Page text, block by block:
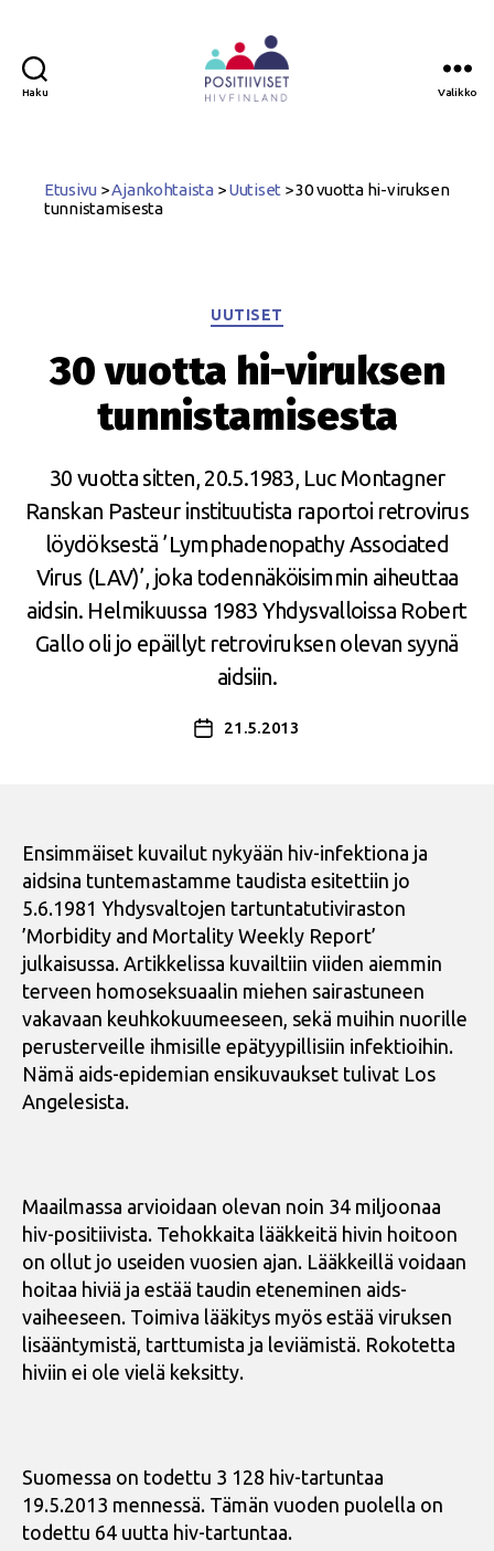
Haku Valikko
Etusivu >Ajankohtaista >Uutiset >30 vuotta hi-viruksen
tunnistamisesta
Kategoriat
UUTISET
30 vuotta hi-viruksen
tunnistamisesta
30 vuotta sitten, 20.5.1983, Luc Montagner
Ranskan Pasteur instituutista raportoi retrovirus
löydöksestä ’Lymphadenopathy Associated
Virus (LAV)’, joka todennäköisimmin aiheuttaa
aidsin. Helmikuussa 1983 Yhdysvalloissa Robert
Gallo oli jo epäillyt retroviruksen olevan syynä
aidsiin.
Julkaisupäivämäärä
21.5.2013
Ensimmäiset kuvailut nykyään hiv-infektiona ja
aidsina tuntemastamme taudista esitettiin jo
5.6.1981 Yhdysvaltojen tartuntatutiviraston
’Morbidity and Mortality Weekly Report’
julkaisussa. Artikkelissa kuvailtiin viiden aiemmin
terveen homoseksuaalin miehen sairastuneen
vakavaan keuhkokuumeeseen, sekä muihin nuorille
perusterveille ihmisille epätyypillisiin infektioihin.
Nämä aids-epidemian ensikuvaukset tulivat Los
Angelesista.
Maailmassa arvioidaan olevan noin 34 miljoonaa
hiv-positiivista. Tehokkaita lääkkeitä hivin hoitoon
on ollut jo useiden vuosien ajan. Lääkkeillä voidaan
hoitaa hiviä ja estää taudin eteneminen aids-
vaiheeseen. Toimiva lääkitys myös estää viruksen
lisääntymistä, tarttumista ja leviämistä. Rokotetta
hiviin ei ole vielä keksitty.
Suomessa on todettu 3 128 hiv-tartuntaa
19.5.2013 mennessä. Tämän vuoden puolella on
todettu 64 uutta hiv-tartuntaa.